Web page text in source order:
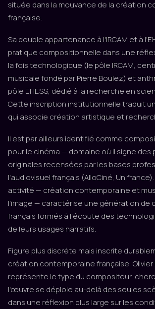
située dans la mouvance de la création
française.
Sa double appartenance à l'IRCAM et à
pratique compositionnelle dans une
la fois technologique (le pôle IRCAM,
musicale fondé par Pierre Boulez) et
pôle EHESS, dédié à la recherche en
Cette inscription institutionnelle traduit
qui associe création artistique et
Il est par ailleurs identifié comme
pour le cinéma — domaine où il signe des
originales recensées par les bases
l'audiovisuel français (AlloCiné,
activité — création contemporaine et
l'image — caractérise une génération de
français formés à l'écoute des
de leurs usages narratifs.
Figure plus discrète mais inscrite
création contemporaine française,
représente le type du compositeur-
l'œuvre se déploie au-delà des seules
dans une réflexion plus large sur les